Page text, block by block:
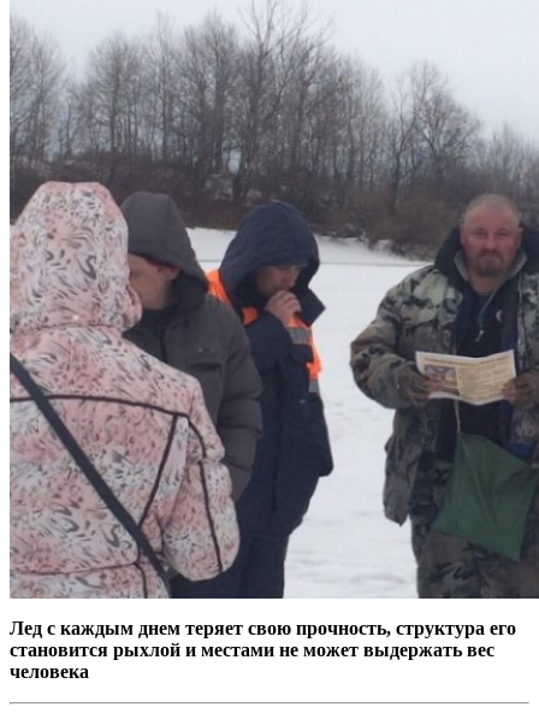
Лед с каждым днем теряет свою прочность, структура его
становится рыхлой и местами не может выдержать вес
человека